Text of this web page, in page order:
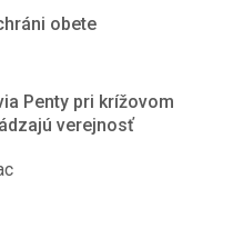
obete
Penty pri krížovom
verejnosť